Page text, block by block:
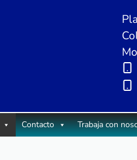
Contacto Trabaja con